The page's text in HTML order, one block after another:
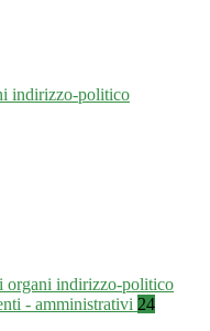
indirizzo-politico
organi indirizzo-politico
- amministrativi 24